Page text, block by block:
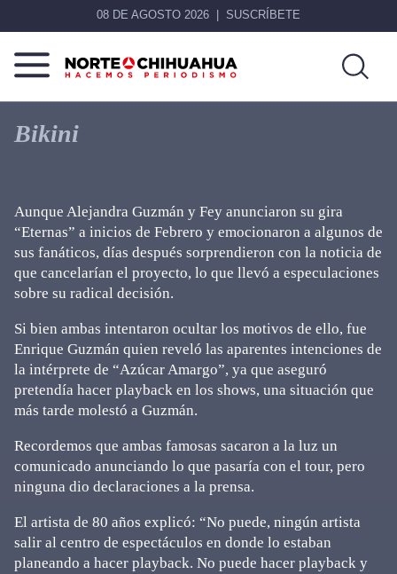
08 DE AGOSTO 2026 SUSCRÍBETE
Norte
De
Chihuahua
Más
que
noticias,
Bikini
Aunque Alejandra Guzmán y Fey anunciaron su gira
“Eternas” a inicios de Febrero y emocionaron a algunos de
sus fanáticos, días después sorprendieron con la noticia de
que cancelarían el proyecto, lo que llevó a especulaciones
sobre su radical decisión.
Si bien ambas intentaron ocultar los motivos de ello, fue
Enrique Guzmán quien reveló las aparentes intenciones de
la intérprete de “Azúcar Amargo”, ya que aseguró
pretendía hacer playback en los shows, una situación que
más tarde molestó a Guzmán.
Recordemos que ambas famosas sacaron a la luz un
comunicado anunciando lo que pasaría con el tour, pero
ninguna dio declaraciones a la prensa.
El artista de 80 años explicó: “No puede, ningún artista
salir al centro de espectáculos en donde lo estaban
planeando a hacer playback. No puede hacer playback y